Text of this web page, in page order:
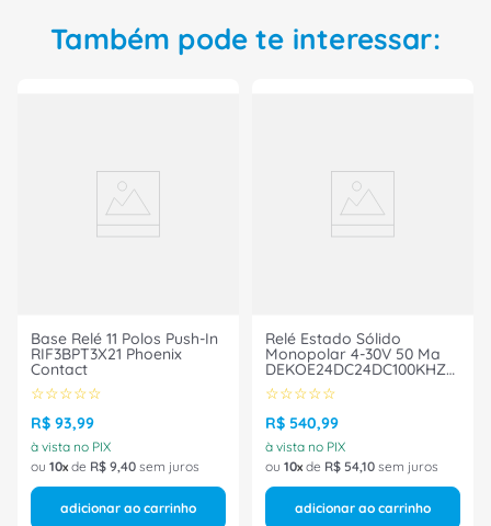
Também pode te interessar:
Base Relé 11 Polos Push-In
RIF3BPT3X21 Phoenix
Contact
☆☆☆☆☆
R$ 93,99
à vista no PIX
ou 10 de R$ 9,40 sem juros
adicionar ao carrinho
Relé Estado Sólido
Monopolar 4-30V 50 Ma
DEKOE24DC24DC100KHZ
Phoenix Contact
☆☆☆☆☆
R$ 540,99
à vista no PIX
ou 10 de R$ 54,10 sem juros
adicionar ao carrinho